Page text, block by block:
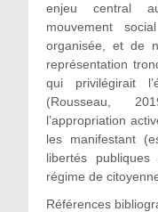
enjeu central
mouvement
organisée, et de
représentation
qui privilégirait
(Rousseau,
l’appropriation
les manifestant
libertés publiques
régime de
Références